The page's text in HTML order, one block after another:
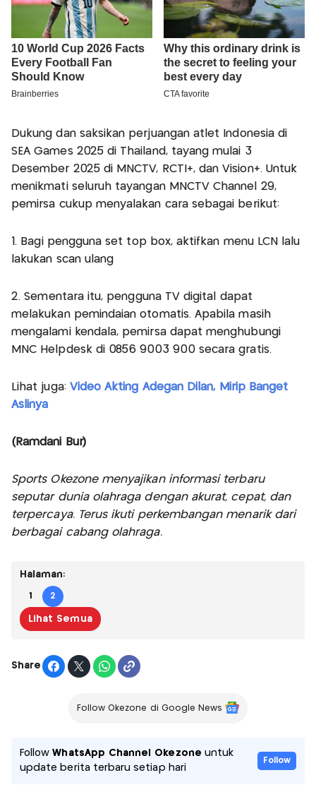
Dukung dan saksikan perjuangan atlet Indonesia di
SEA Games 2025 di Thailand, tayang mulai 3
Desember 2025 di MNCTV, RCTI+, dan Vision+. Untuk
menikmati seluruh tayangan MNCTV Channel 29,
pemirsa cukup menyalakan cara sebagai berikut:
1.⁠ ⁠Bagi pengguna set top box, aktifkan menu LCN lalu
lakukan scan ulang
2.⁠ ⁠Sementara itu, pengguna TV digital dapat
melakukan pemindaian otomatis. Apabila masih
mengalami kendala, pemirsa dapat menghubungi
MNC Helpdesk di 0856 9003 900 secara gratis.
Lihat juga: Video Akting Adegan Dilan, Mirip Banget
Aslinya
(Ramdani Bur)
Sports Okezone menyajikan informasi terbaru
seputar dunia olahraga dengan akurat, cepat, dan
terpercaya. Terus ikuti perkembangan menarik dari
berbagai cabang olahraga.
Halaman:
1 2
Lihat Semua
Share
Follow Okezone di Google News
FollowWhatsApp Channel Okezone untuk
update berita terbaru setiap hari
Follow